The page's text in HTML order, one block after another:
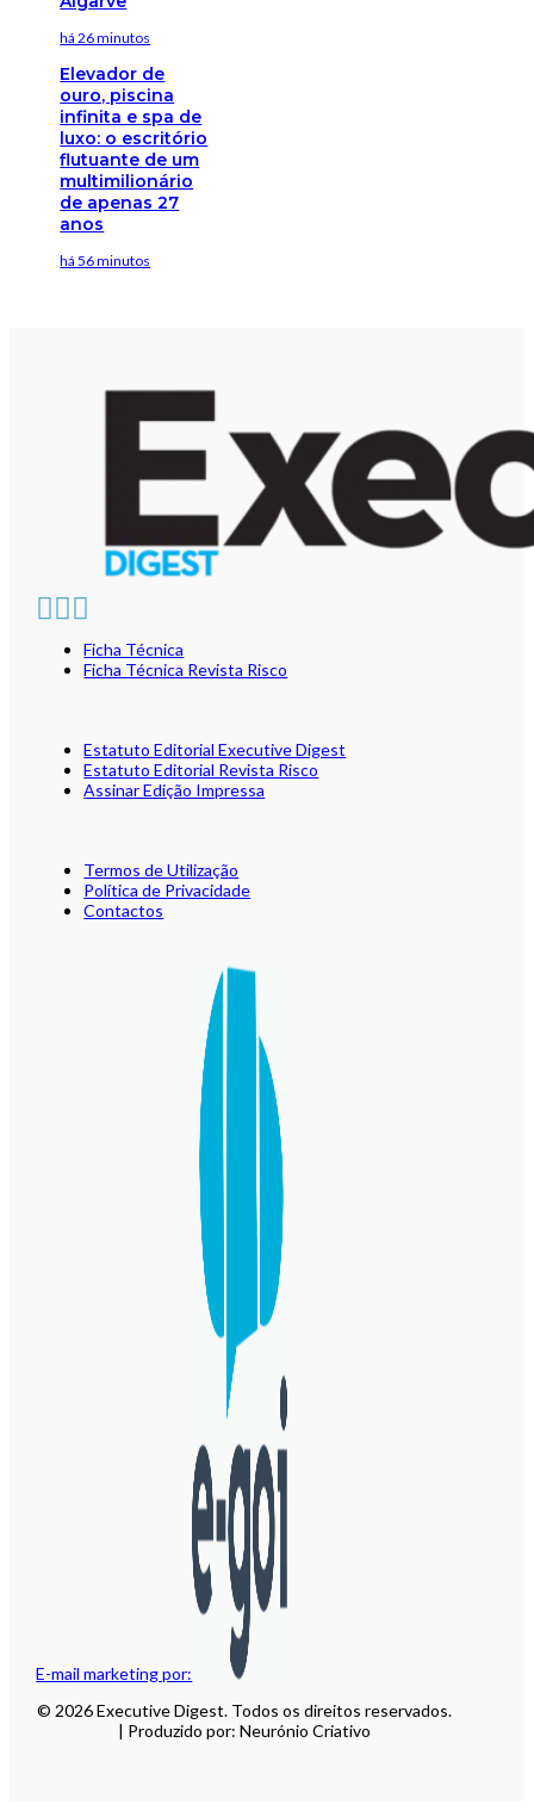
há 26 minutos
Elevador de
ouro, piscina
infinita e spa de
luxo: o escritório
flutuante de um
multimilionário
de apenas 27
anos
há 56 minutos
E-mail marketing por:
Ficha Técnica
Ficha Técnica Revista Risco
Estatuto Editorial Executive Digest
Estatuto Editorial Revista Risco
Assinar Edição Impressa
Termos de Utilização
Política de Privacidade
Contactos
© 2026 Executive Digest. Todos os direitos reservados.
| Produzido por: Neurónio Criativo